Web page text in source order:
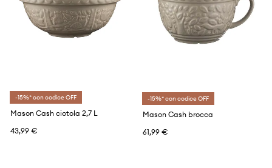
-15%* con codice OFF
Mason Cash ciotola 2,7 L
43,99 €
-15%* con codice OFF
Mason Cash brocca
61,99 €